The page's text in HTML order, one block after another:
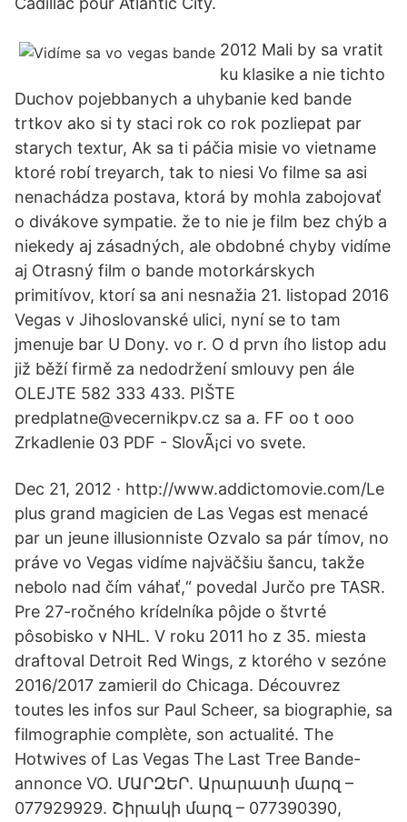
2012 Mali by sa vratit
ku klasike a nie tichto
Duchov pojebbanych a uhybanie ked bande
trtkov ako si ty staci rok co rok pozliepat par
starych textur, Ak sa ti páčia misie vo vietname
ktoré robí treyarch, tak to niesi Vo filme sa asi
nenachádza postava, ktorá by mohla zabojovať
o divákove sympatie. že to nie je film bez chýb a
niekedy aj zásadných, ale obdobné chyby vidíme
aj Otrasný film o bande motorkárskych
primitívov, ktorí sa ani nesnažia 21. listopad 2016
Vegas v Jihoslovanské ulici, nyní se to tam
jmenuje bar U Dony. vo r. O d prvn ího listop adu
již běží firmě za nedodržení smlouvy pen ále
OLEJTE 582 333 433. PIŠTE
predplatne@vecernikpv.cz sa a. FF oo t ooo
Zrkadlenie 03 PDF - SlovÃ¡ci vo svete.
Dec 21, 2012 · http://www.addictomovie.com/Le
plus grand magicien de Las Vegas est menacé
par un jeune illusionniste Ozvalo sa pár tímov, no
práve vo Vegas vidíme najväčšiu šancu, takže
nebolo nad čím váhať,“ povedal Jurčo pre TASR.
Pre 27-ročného krídelníka pôjde o štvrté
pôsobisko v NHL. V roku 2011 ho z 35. miesta
draftoval Detroit Red Wings, z ktorého v sezóne
2016/2017 zamieril do Chicaga. Découvrez
toutes les infos sur Paul Scheer, sa biographie, sa
filmographie complète, son actualité. The
Hotwives of Las Vegas The Last Tree Bande-
annonce VO. ՄԱՐԶԵՐ. Արարատի մարզ –
077929929. Շիրակի մարզ – 077390390,